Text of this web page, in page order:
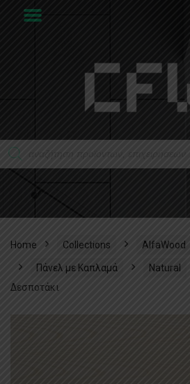
Home Collections AlfaWood
Πάνελ με Καπλαμά Natural
Δεσποτάκι